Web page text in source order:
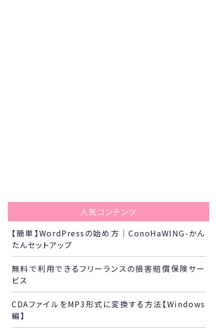
人気コンテンツ
【簡単】WordPressの始め方｜ConoHaWING-かん
たんセットアップ
無料で利用できるフリーランスの損害賠償保険サー
ビス
CDAファイルをMP3形式に変換する方法【Windows
編】